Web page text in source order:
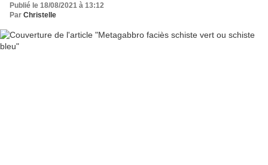
Publié le 18/08/2021 à 13:12
Par Christelle